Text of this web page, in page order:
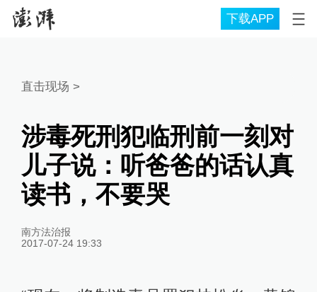
下载APP
直击现场 >
涉毒死刑犯临刑前一刻对
儿子说：听爸爸的话认真
读书，不要哭
南方法治报
2017-07-24 19:33